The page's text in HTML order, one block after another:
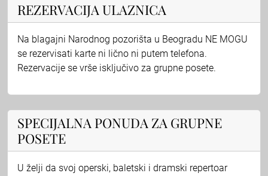
REZERVACIJA ULAZNICA
Na blagajni Narodnog pozorišta u Beogradu NE MOGU
se rezervisati karte ni lično ni putem telefona.
Rezervacije se vrše isključivo za grupne posete.
SPECIJALNA PONUDA ZA GRUPNE
POSETE
U želji da svoj operski, baletski i dramski repertoar